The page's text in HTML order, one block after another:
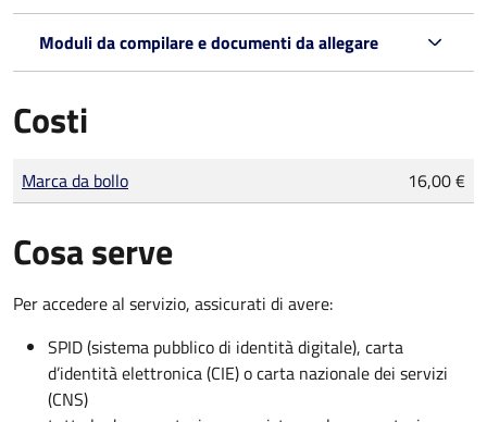
Moduli da compilare e documenti da allegare
Costi
Tipo di pagamento
Importo
Marca da bollo 16,00 €
Cosa serve
Per accedere al servizio, assicurati di avere:
SPID (sistema pubblico di identità digitale), carta
d’identità elettronica (CIE) o carta nazionale dei servizi
(CNS)